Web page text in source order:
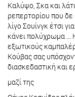
Καλύψο, Σκα και
ρεπερτορίου που δε
λίγο Σουίνγκ έτσι
κάνει πολύχρωμα ...
εξωτικούς
Κούβας σας
διασκεδαστική και
μαζί της